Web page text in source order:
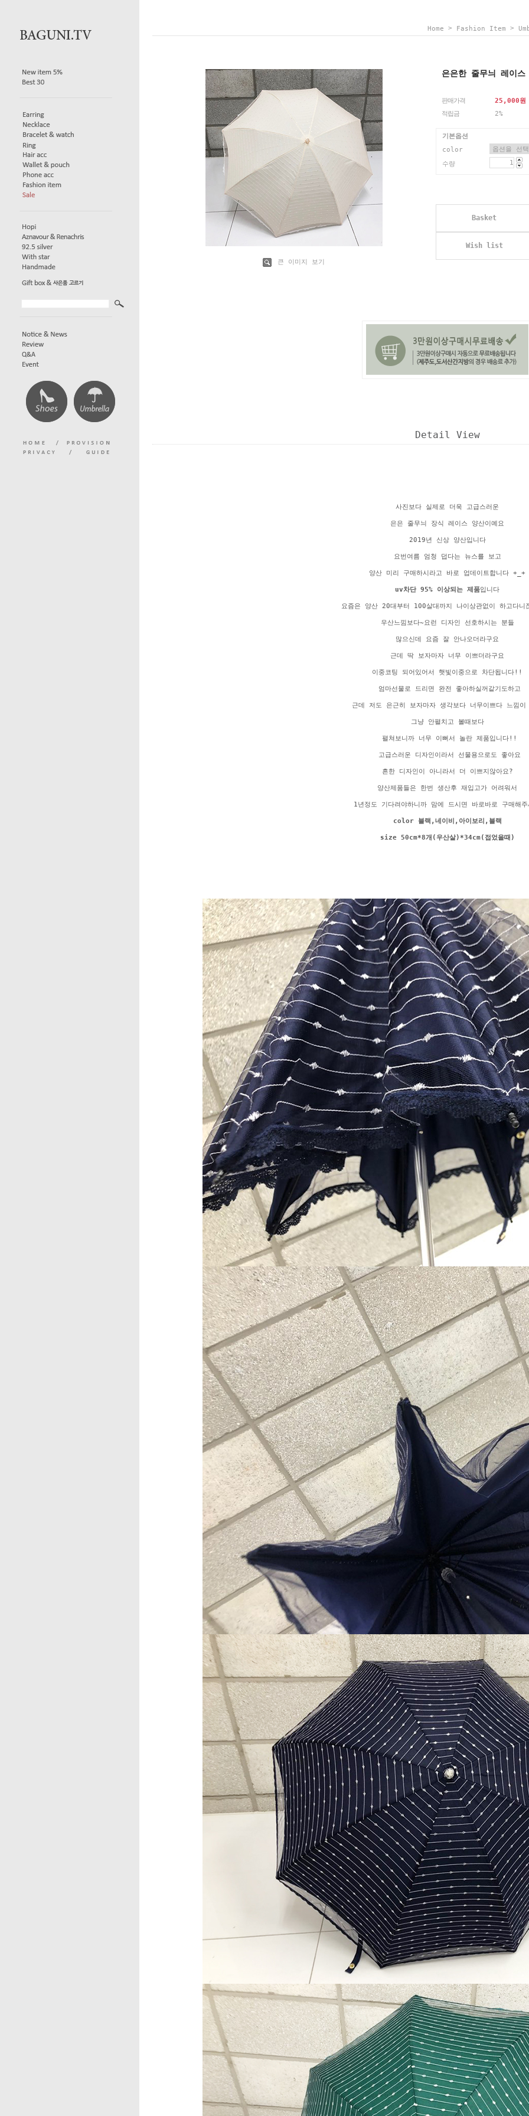
Home > Fashion Item >
큰 이미지 보기
은은한 줄무늬 레이
판매가격 25,000원
적립금
2%
기본옵션
color
수량
Basket
Wish list
Detail View
사진보다 실제로 더욱 고급스러운
은은 줄무늬 장식 레이스 양산이예요
2019년 신상 양산입니다
요번여름 엄청 덥다는 뉴스를 보고
양산 미리 구매하시라고 바로 업데이트합니다 +_+
uv차단 95% 이상되는 제품입니다
요즘은 양산 20대부터 100살대까지 나이상관없이 하고다니
우산느낌보다~요런 디자인 선호하시는 분들
많으신데 요즘 잘 안나오더라구요
근데 딱 보자마자 너무 이쁘더라구요
이중코팅 되어있어서 햇빛이중으로 차단됩니다!!
엄마선물로 드리면 완전 좋아하실꺼같기도하고
근데 저도 은근히 보자마자 생각보다 너무이쁘다 느낌이
그냥 안펼치고 볼때보다
펼쳐보니까 너무 이뻐서 놀란 제품입니다!!
고급스러운 디자인이라서 선물용으로도 좋아요
흔한 디자인이 아니라서 더 이쁘지않아요?
양산제품들은 한번 생산후 재입고가 어려워서
1년정도 기다려야하니까 맘에 드시면 바로바로 구매해주
color 블랙,네이비,아이보리,블랙
size 50cm*8개(우산살)*34cm(접었을때)